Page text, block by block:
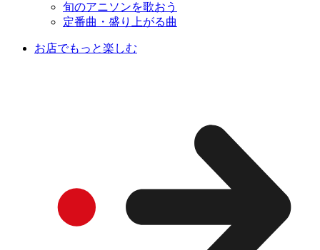
旬のアニソンを歌おう
定番曲・盛り上がる曲
お店でもっと楽しむ